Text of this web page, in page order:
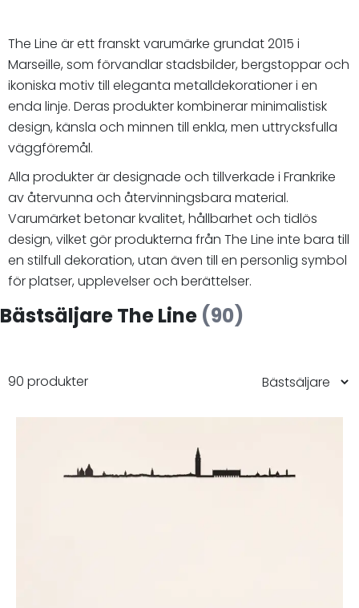
The Line är ett franskt varumärke grundat 2015 i
Marseille, som förvandlar stadsbilder, bergstoppar och
ikoniska motiv till eleganta metalldekorationer i en
enda linje. Deras produkter kombinerar minimalistisk
design, känsla och minnen till enkla, men uttrycksfulla
väggföremål.
Alla produkter är designade och tillverkade i Frankrike
av återvunna och återvinningsbara material.
Varumärket betonar kvalitet, hållbarhet och tidlös
design, vilket gör produkterna från The Line inte bara till
en stilfull dekoration, utan även till en personlig symbol
för platser, upplevelser och berättelser.
Bästsäljare The Line (90)
90 produkter